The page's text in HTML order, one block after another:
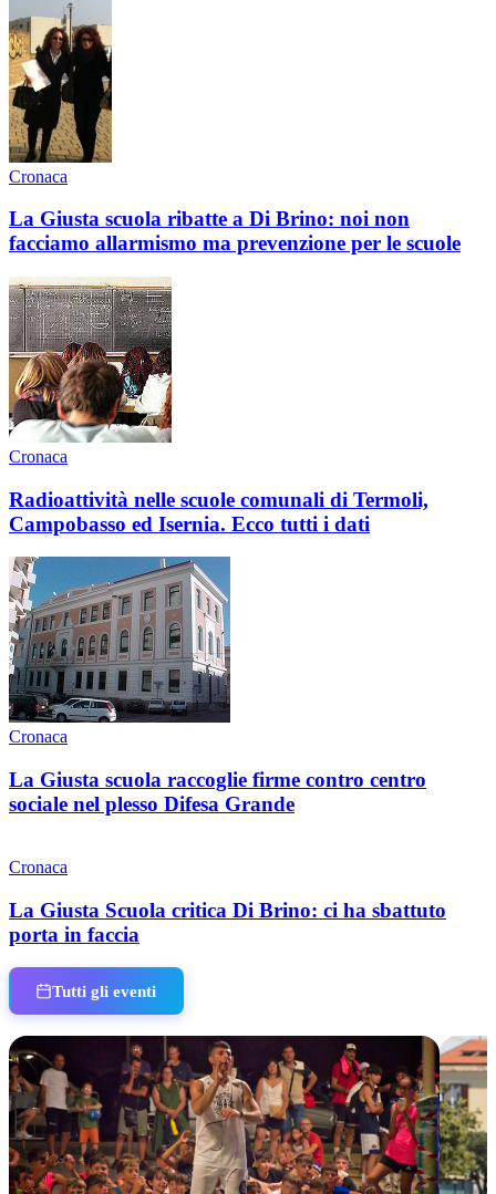
Cronaca
La Giusta scuola ribatte a Di Brino: noi non
facciamo allarmismo ma prevenzione per le scuole
Cronaca
Radioattività nelle scuole comunali di Termoli,
Campobasso ed Isernia. Ecco tutti i dati
Cronaca
La Giusta scuola raccoglie firme contro centro
sociale nel plesso Difesa Grande
Cronaca
La Giusta Scuola critica Di Brino: ci ha sbattuto
porta in faccia
Tutti gli eventi